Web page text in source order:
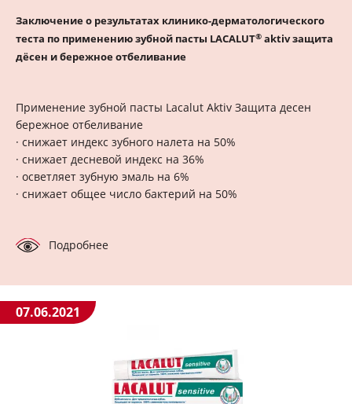
Заключение о результатах клинико-дерматологического
теста по применению зубной пасты LACALUT® aktiv защита
дёсен и бережное отбеливание
Применение зубной пасты Lacalut Aktiv Защита десен
бережное отбеливание
· снижает индекс зубного налета на 50%
· снижает десневой индекс на 36%
· осветляет зубную эмаль на 6%
· снижает общее число бактерий на 50%
Подробнее
07.06.2021